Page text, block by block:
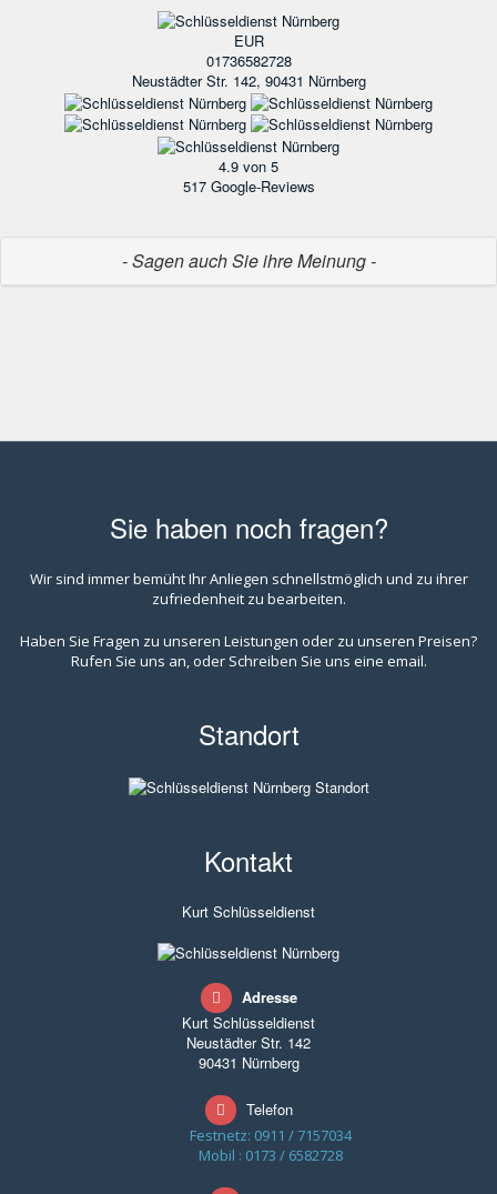
EUR
01736582728
Neustädter Str. 142, 90431 Nürnberg
4.9 von 5
517Google-Reviews
- Sagen auch Sie ihre Meinung -
Sie haben noch fragen?
Wir sind immer bemüht Ihr Anliegen schnellstmöglich und zu ihrer
zufriedenheit zu bearbeiten.
Haben Sie Fragen zu unseren Leistungen oder zu unseren Preisen?
Rufen Sie uns an, oder Schreiben Sie uns eine email.
Standort
Kontakt
Kurt Schlüsseldienst
Adresse
Kurt Schlüsseldienst
Neustädter Str. 142
90431 Nürnberg
Telefon
Festnetz: 0911 / 7157034
Mobil : 0173 / 6582728